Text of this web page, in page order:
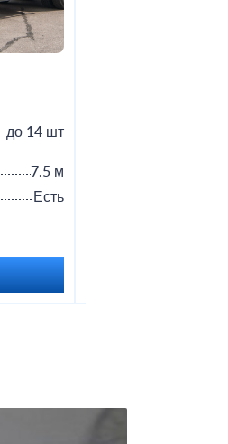
до 14 шт
7.5 м
Есть